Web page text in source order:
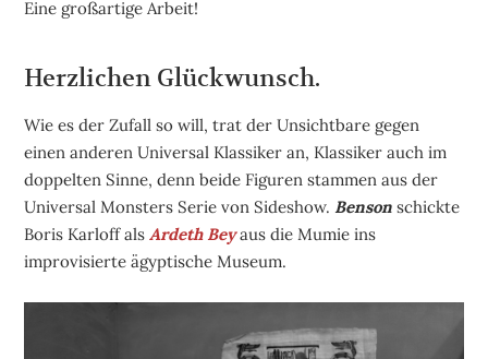
Eine großartige Arbeit!
Herzlichen Glückwunsch.
Wie es der Zufall so will, trat der Unsichtbare gegen
einen anderen Universal Klassiker an, Klassiker auch im
doppelten Sinne, denn beide Figuren stammen aus der
Universal Monsters Serie von Sideshow. Benson schickte
Boris Karloff als Ardeth Beyaus die Mumie ins
improvisierte ägyptische Museum.